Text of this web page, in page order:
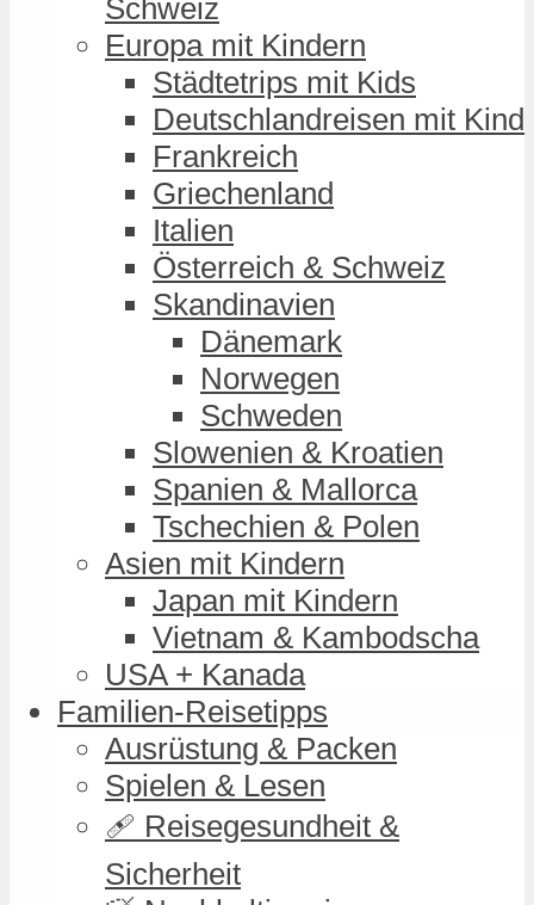
Schweiz
Europa mit Kindern
Städtetrips mit Kids
Deutschlandreisen mit Kind
Frankreich
Griechenland
Italien
Österreich & Schweiz
Skandinavien
Dänemark
Norwegen
Schweden
Slowenien & Kroatien
Spanien & Mallorca
Tschechien & Polen
Asien mit Kindern
Japan mit Kindern
Vietnam & Kambodscha
USA + Kanada
Familien-Reisetipps
Ausrüstung & Packen
Spielen & Lesen
🩹 Reisegesundheit &
Sicherheit